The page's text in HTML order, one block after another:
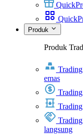
Produk
Produk
emas
langsung